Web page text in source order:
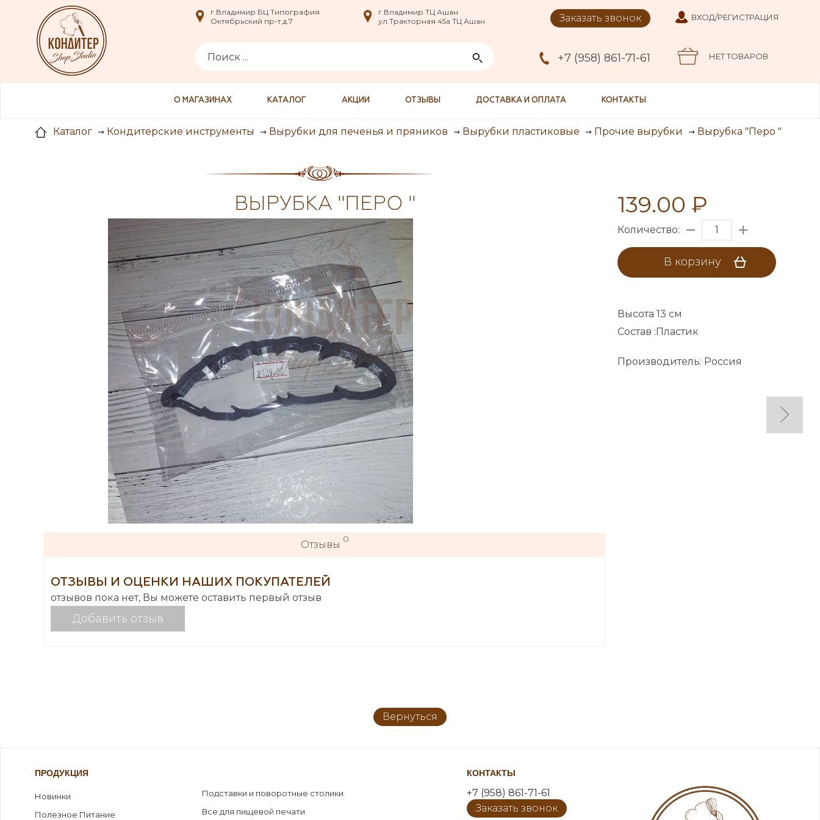
info@XXX.ru
г.Владимир БЦ Типография
Октябрьский пр-т д.7
г.Владимир ТЦ Ашан
ул.Тракторная 45а ТЦ Ашан
+7 (958) 861-71-61
г.Владимир БЦ Типография
Октябрьский пр-т д.7
г.Владимир ТЦ Ашан
ул.Тракторная 45а ТЦ Ашан
Заказать звонок
НЕТ ТОВАРОВ
ВХОД/РЕГИСТРАЦИЯ
О МАГАЗИНАХ КАТАЛОГ АКЦИИ ОТЗЫВЫ ДОСТАВКА И ОПЛАТА КОНТАКТЫ
Каталог Кондитерские инструменты Вырубки для печенья и пряников Вырубки пластиковые Прочие вырубки Вырубка "Перо "
ВЫРУБКА "ПЕРО " 139.00 ₽
Количество:
В корзину
Высота 13 см
Состав :Пластик
Производитель: Россия
Отзывы 0
ОТЗЫВЫ И ОЦЕНКИ НАШИХ ПОКУПАТЕЛЕЙ
отзывов пока нет, Вы можете оставить первый отзыв
Добавить отзыв
Вернуться
ПРОДУКЦИЯ
Новинки
Полезное Питание
Подставки и поворотные столики
Все для пищевой печати
КОНТАКТЫ
+7 (958) 861-71-61
Заказать звонок